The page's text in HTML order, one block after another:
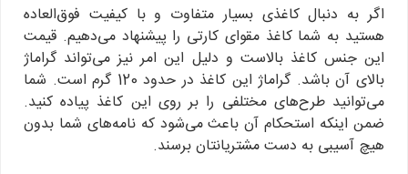
اگر به دنبال کاغذی بسیار متفاوت و با کیفیت فوق‌العاده
هستید به شما کاغذ مقوای کارتی را پیشنهاد می‌دهیم. قیمت
این جنس کاغذ بالاست و دلیل این امر نیز می‌تواند گراماژ
بالای آن باشد. گراماژ این کاغذ در حدود 120 گرم است. شما
می‌توانید طرح‌های مختلفی را بر روی این کاغذ پیاده کنید.
ضمن اینکه استحکام آن باعث می‌شود که نامه‌های شما بدون
هیچ آسیبی به دست مشتریانتان برسند.